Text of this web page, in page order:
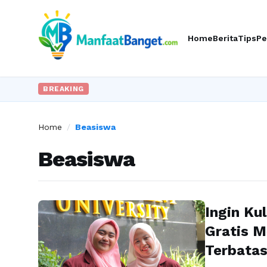
HomeBeritaTips
BREAKING
Home / Beasiswa
Beasiswa
Ingin
Gratis